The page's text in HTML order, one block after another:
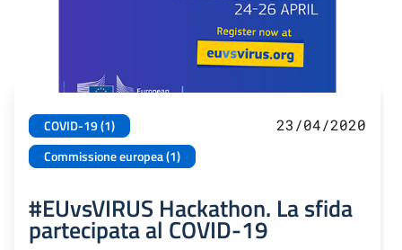
COVID-19 (1)
Commissione europea (1)
23/04/2020
#EUvsVIRUS Hackathon. La sfida
partecipata al COVID-19